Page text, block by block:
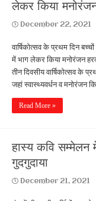
लेकर किया
December 22, 2021
वार्षिकोत्सव के प्रथम दिन
में भाग लेकर किया मनोरंजन
तीन दिवसीय वार्षिकोत्सव के
जहां स्वास्थ्यवर्धन व मनोरंजन
Read More »
हास्य कवि सम्मेलन
गुदगुदाया
December 21, 2021